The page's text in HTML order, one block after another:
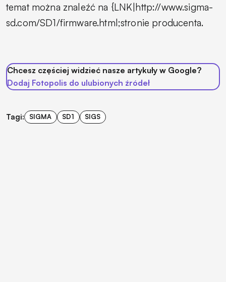
temat można znaleźć na {LNK|http://www.sigma-
sd.com/SD1/firmware.html;stronie producenta.
Chcesz częściej widzieć nasze artykuły w Google?
Dodaj Fotopolis do ulubionych źródeł
Tagi: SIGMA SD1 SIGS